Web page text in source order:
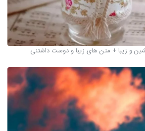
و زیبا + متن های زیبا و دوست داشتنی